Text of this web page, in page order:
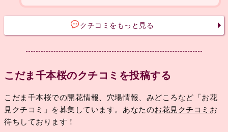
クチコミをもっと見る
こだま千本桜のクチコミを投稿する
こだま千本桜での開花情報、穴場情報、みどころなど「お花
見クチコミ」を募集しています。あなたのお花見クチコミ お
待ちしております！